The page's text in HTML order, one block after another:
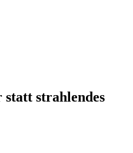
statt strahlendes